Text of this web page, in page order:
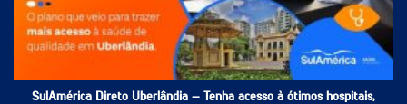
SulAmérica Direto Uberlândia – Tenha acesso à ótimos hospitais,